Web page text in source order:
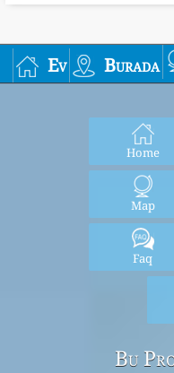
Ev Burada
Home
Map
Faq
Bu